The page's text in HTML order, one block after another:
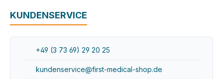
KUNDENSERVICE
+49 (3 73 69) 29 20 25
kundenservice@first-medical-shop.de